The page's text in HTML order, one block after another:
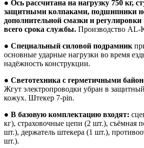
● Ось рассчитана на нагрузку 750 кг,
защитными колпаками, подшипники
дополнительной смазки и
всего срока службы. Производство AL-
● Специальный силовой подрамник
основные ударные нагрузки во время
надёжность конструкции.
● Светотехника с герметичными
Жгут электропроводки убран в
кожух. Штекер 7-pin.
● В базовую комплектацию входят:
кг), страховочные цепи (2 шт.), съёмная
шт.), держатель штекера (1 шт.),
шт.).